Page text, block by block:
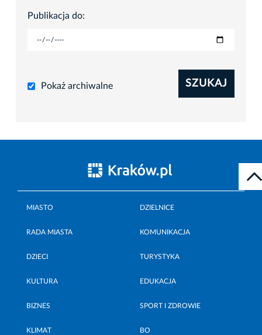
Publikacja do:
Pokaż archiwalne SZUKAJ
MIASTO DZIELNICE
RADA MIASTA KOMUNIKACJA
DZIECI TURYSTYKA
KULTURA EDUKACJA
BIZNES SPORT I ZDROWIE
KLIMAT BO